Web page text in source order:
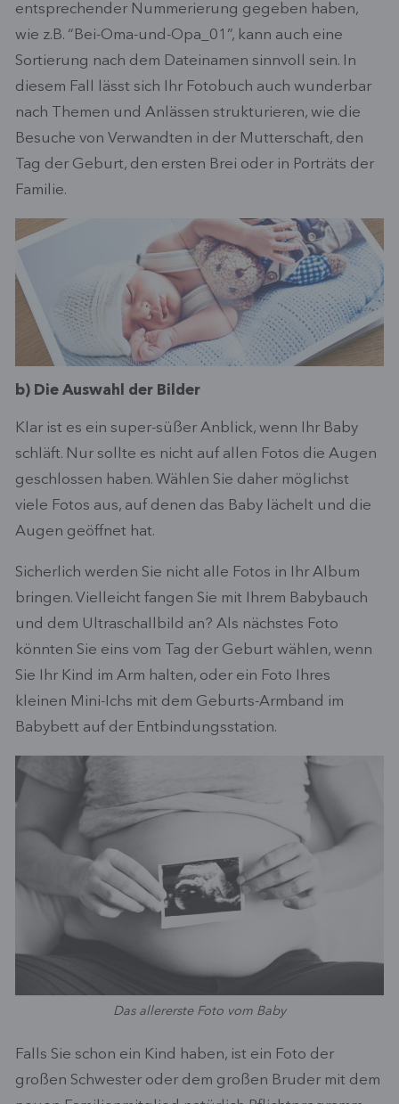
entsprechender Nummerierung gegeben haben,
wie z.B. “Bei-Oma-und-Opa_01”, kann auch eine
Sortierung nach dem Dateinamen sinnvoll sein. In
diesem Fall lässt sich Ihr Fotobuch auch wunderbar
nach Themen und Anlässen strukturieren, wie die
Besuche von Verwandten in der Mutterschaft, den
Tag der Geburt, den ersten Brei oder in Porträts der
Familie.
b) Die Auswahl der Bilder
Klar ist es ein super-süßer Anblick, wenn Ihr Baby
schläft. Nur sollte es nicht auf allen Fotos die Augen
geschlossen haben. Wählen Sie daher möglichst
viele Fotos aus, auf denen das Baby lächelt und die
Augen geöffnet hat.
Sicherlich werden Sie nicht alle Fotos in Ihr Album
bringen. Vielleicht fangen Sie mit Ihrem Babybauch
und dem Ultraschallbild an? Als nächstes Foto
könnten Sie eins vom Tag der Geburt wählen, wenn
Sie Ihr Kind im Arm halten, oder ein Foto Ihres
kleinen Mini-Ichs mit dem Geburts-Armband im
Babybett auf der Entbindungsstation.
Das allererste Foto vom Baby
Falls Sie schon ein Kind haben, ist ein Foto der
großen Schwester oder dem großen Bruder mit dem